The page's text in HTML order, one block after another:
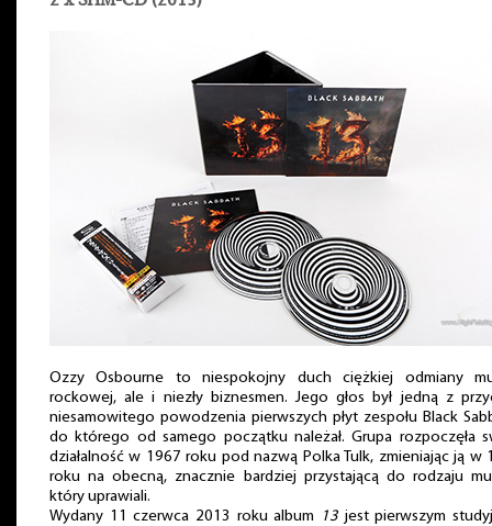
Ozzy Osbourne to niespokojny duch ciężkiej odmiany
rockowej, ale i niezły biznesmen. Jego głos był jedną z
niesamowitego powodzenia pierwszych płyt zespołu Black
do którego od samego początku należał. Grupa rozpoczęła
działalność w 1967 roku pod nazwą Polka Tulk, zmieniając ją w
roku na obecną, znacznie bardziej przystającą do rodzaju
który uprawiali.
Wydany 11 czerwca 2013 roku album
13 jest pierwszym